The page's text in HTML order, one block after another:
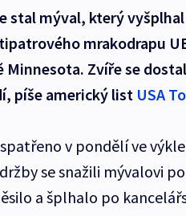
stal mýval, který
mrakodrapu
Zvíře se
píše americký list USA
v pondělí ve
se snažili mývalovi
a šplhalo po